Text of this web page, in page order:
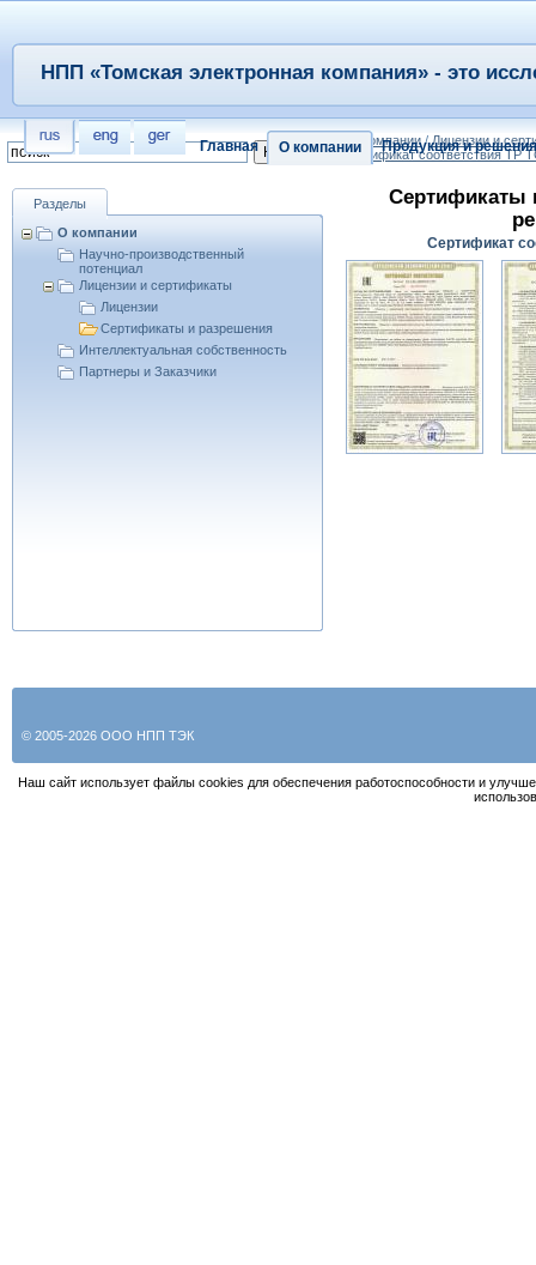
Главная О компании Продукция и решения
НПП «Томская электронная компания» - это
Разделы
О компании
Научно-производственный
потенциал
Лицензии и сертификаты
Лицензии
Сертификаты и разрешения
Интеллектуальная собственность
Партнеры и Заказчики
О компании/Лицензии и
Сертификат соответствия ТР
Сертификаты
Сертификат
© 2005-2026 ООО НПП ТЭК
Наш сайт использует файлы cookies для обеспечения работоспособности и